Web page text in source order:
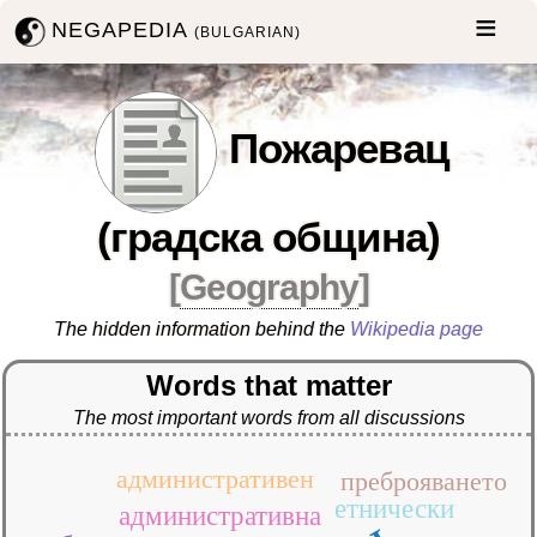
NEGAPEDIA(BULGARIAN)
Пожаревац
(градска община)
[Geography]
The hidden information behind the Wikipedia page
Words that matter
The most important words from all discussions
административна етнически
административен преброяването